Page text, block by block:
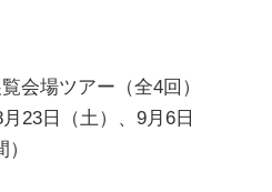
会場ツアー（全4回）
23日（土）、9月6日